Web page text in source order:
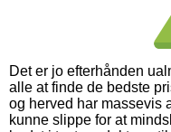
Det er jo efterhånden
alle at finde de bedste
og herved har massevis
kunne slippe for at